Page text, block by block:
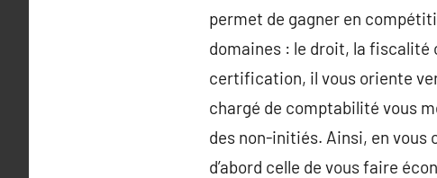
permet de gagner en
domaines : le droit, la fiscalité
certification, il vous oriente
chargé de comptabilité vous
des non-initiés. Ainsi, en vous
d’abord celle de vous faire